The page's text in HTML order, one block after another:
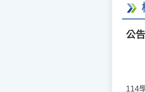
公
114